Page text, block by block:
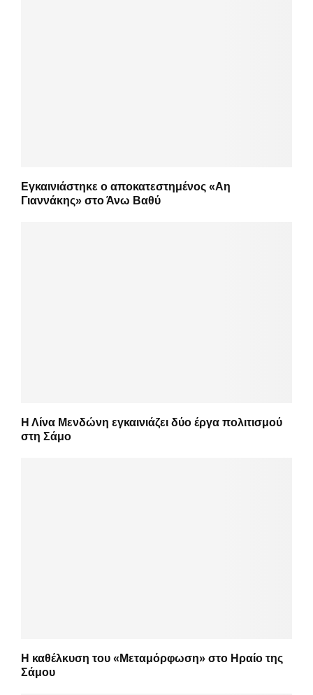
Εγκαινιάστηκε ο αποκατεστημένος «Αη
Γιαννάκης» στο Άνω Βαθύ
Η Λίνα Μενδώνη εγκαινιάζει δύο έργα πολιτισμού
στη Σάμο
Η καθέλκυση του «Μεταμόρφωση» στο Ηραίο της
Σάμου